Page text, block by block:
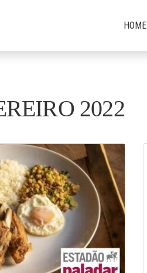
HOME
2022